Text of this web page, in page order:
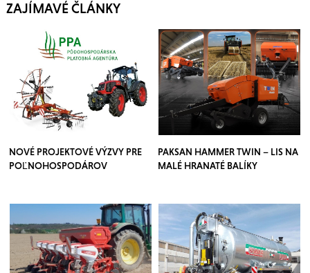
ZAJÍMAVÉ ČLÁNKY
NOVÉ PROJEKTOVÉ VÝZVY PRE
POĽNOHOSPODÁROV
PAKSAN HAMMER TWIN – LIS NA
MALÉ HRANATÉ BALÍKY